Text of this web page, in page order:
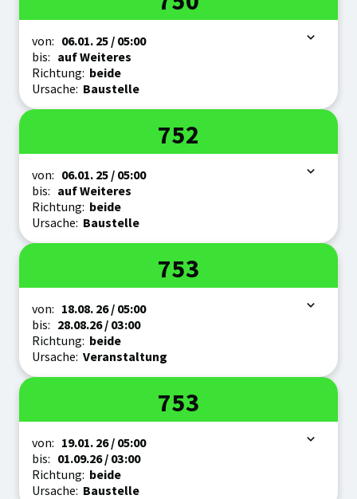
Zeitraum
von: 06.01. 25/ 05:00
bis: auf Weiteres
Richtung: beide
Ursache: Baustelle
Linie
752
Zeitraum
von: 06.01. 25/ 05:00
bis: auf Weiteres
Richtung: beide
Ursache: Baustelle
Linie
753
Zeitraum
von: 18.08. 26/ 05:00
bis: 28.08.26/ 03:00
Richtung: beide
Ursache: Veranstaltung
Linie
753
Zeitraum
von: 19.01. 26/ 05:00
bis: 01.09.26/ 03:00
Richtung: beide
Ursache: Baustelle